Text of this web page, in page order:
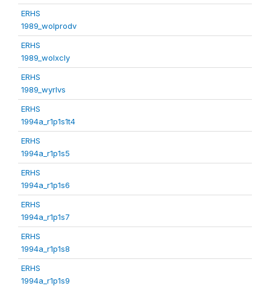
ERHS
1989_wolprodv
ERHS
1989_wolxcly
ERHS
1989_wyrlvs
ERHS
1994a_r1p1s1t4
ERHS
1994a_r1p1s5
ERHS
1994a_r1p1s6
ERHS
1994a_r1p1s7
ERHS
1994a_r1p1s8
ERHS
1994a_r1p1s9